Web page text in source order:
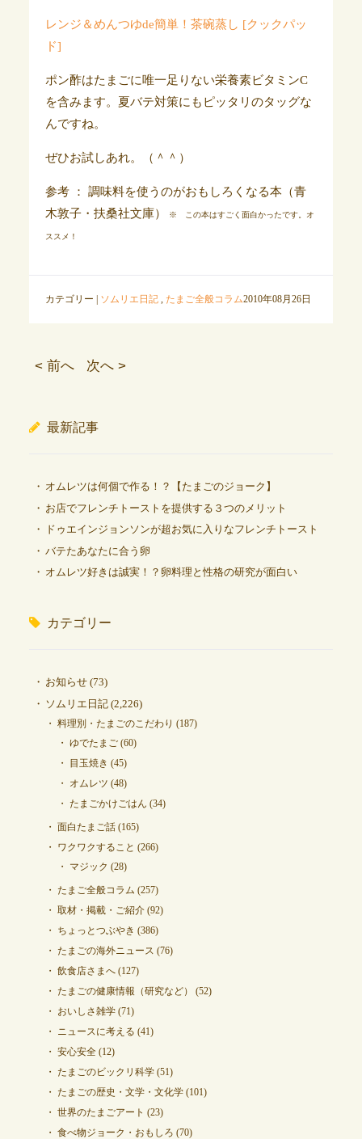
レンジ＆めんつゆde簡単！茶碗蒸し [クックパッ
ド]
ポン酢はたまごに唯一足りない栄養素ビタミンC
を含みます。夏バテ対策にもピッタリのタッグな
んですね。
ぜひお試しあれ。（＾＾）
参考 ： 調味料を使うのがおもしろくなる本（青
木敦子・扶桑社文庫）
※ この本はすごく面白かったです。オ
ススメ！
カテゴリー | ソムリエ日記, たまご全般コラム2010年08月26日
< 前へ 次へ >
最新記事
オムレツは何個で作る！？【たまごのジョーク】
お店でフレンチトーストを提供する３つのメリット
ドゥエインジョンソンが超お気に入りなフレンチトースト
バテたあなたに合う卵
オムレツ好きは誠実！？卵料理と性格の研究が面白い
カテゴリー
お知らせ(73)
ソムリエ日記(2,226)
料理別・たまごのこだわり (187)
ゆでたまご(60)
目玉焼き (45)
オムレツ (48)
たまごかけごはん (34)
面白たまご話(165)
ワクワクすること (266)
マジック (28)
たまご全般コラム (257)
取材・掲載・ご紹介(92)
ちょっとつぶやき (386)
たまごの海外ニュース (76)
飲食店さまへ(127)
たまごの健康情報（研究など）
(52)
おいしさ雑学(71)
ニュースに考える (41)
安心安全(12)
たまごのビックリ科学(51)
たまごの歴史・文学・文化学(101)
世界のたまごアート (23)
食べ物ジョーク・おもしろ (70)